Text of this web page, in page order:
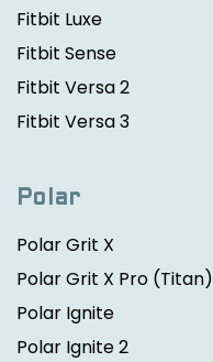
Fitbit Luxe
Fitbit Sense
Fitbit Versa 2
Fitbit Versa 3
Polar
Polar Grit X
Polar Grit X Pro (Titan)
Polar Ignite
Polar Ignite 2